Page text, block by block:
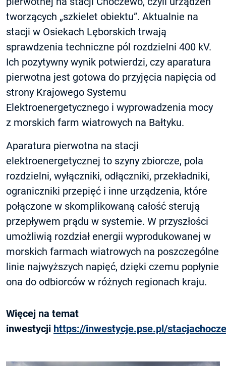
tworzących „szkielet obiektu”. Aktualnie na
stacji w Osiekach Lęborskich trwają
sprawdzenia techniczne pól rozdzielni 400 kV.
Ich pozytywny wynik potwierdzi, czy aparatura
pierwotna jest gotowa do przyjęcia napięcia od
strony Krajowego Systemu
Elektroenergetycznego i wyprowadzenia mocy
z morskich farm wiatrowych na Bałtyku.
Aparatura pierwotna na stacji
elektroenergetycznej to szyny zbiorcze, pola
rozdzielni, wyłączniki, odłączniki, przekładniki,
ograniczniki przepięć i inne urządzenia, które
połączone w skomplikowaną całość sterują
przepływem prądu w systemie. W przyszłości
umożliwią rozdział energii wyprodukowanej w
morskich farmach wiatrowych na poszczególne
linie najwyższych napięć, dzięki czemu popłynie
ona do odbiorców w różnych regionach kraju.
Więcej na temat
inwestycji https://inwestycje.pse.pl/